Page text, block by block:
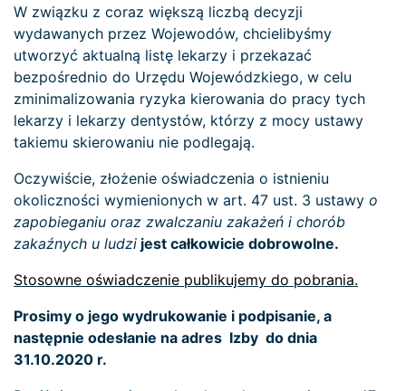
W związku z coraz większą liczbą decyzji
wydawanych przez Wojewodów, chcielibyśmy
utworzyć aktualną listę lekarzy i przekazać
bezpośrednio do Urzędu Wojewódzkiego, w celu
zminimalizowania ryzyka kierowania do pracy tych
lekarzy i lekarzy dentystów, którzy z mocy ustawy
takiemu skierowaniu nie podlegają.
Oczywiście, złożenie oświadczenia o istnieniu
okoliczności wymienionych w art. 47 ust. 3 ustawy o
zapobieganiu oraz zwalczaniu zakażeń i chorób
zakaźnych u ludzi jest całkowicie dobrowolne.
Stosowne oświadczenie publikujemy do pobrania.
Prosimy o jego wydrukowanie i podpisanie, a
następnie odesłanie na adres Izby do dnia
31.10.2020 r.